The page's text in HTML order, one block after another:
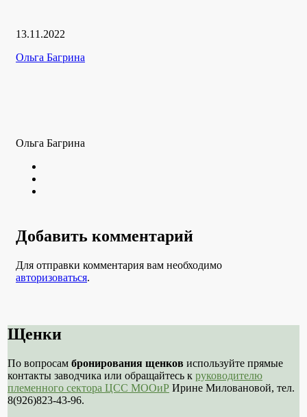
Дата
13.11.2022
Рубрики
Автор
Ольга Багрина
Ольга Багрина
Добавить комментарий
Для отправки комментария вам необходимо
авторизоваться.
Щенки
По вопросам бронирования щенков используйте прямые
контакты заводчика или обращайтесь к руководителю
племенного сектора ЦСС МООиР Ирине Миловановой, тел.
8(926)823-43-96.